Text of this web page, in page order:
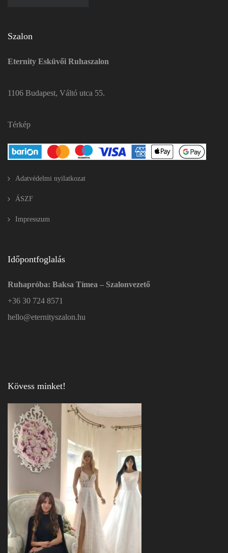
Szalon
Eternity Esküvői Ruhaszalon
1106 Budapest, Váltó utca 55.
Térkép
Adatvédelmi nyilatkozat
ÁSZF
Impresszum
Időpontfoglalás
Ruhapróba: Baksa Tímea – Szalonvezető
+36 30 724 8571
hello@eternityszalon.hu
Kövess minket!